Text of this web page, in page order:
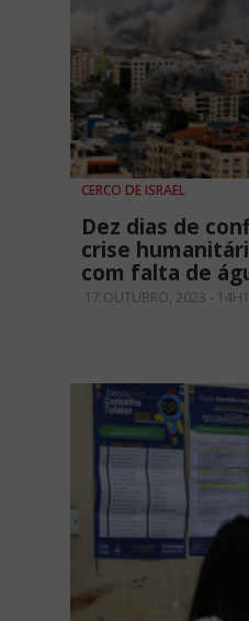
CERCO DE ISRAEL
Dez dias de
crise
com falta de
17 OUTUBRO, 2023 -